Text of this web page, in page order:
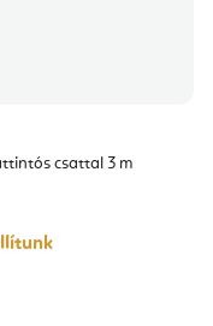
csattal 3 m